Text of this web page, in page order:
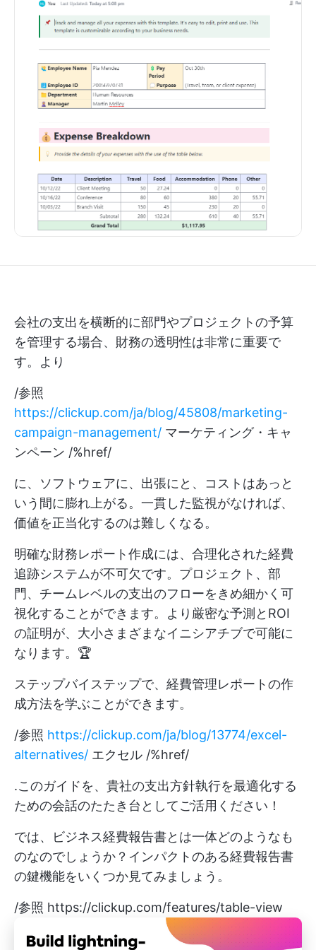
会社の支出を横断的に部門やプロジェクトの予算
を管理する場合、財務の透明性は非常に重要で
す。より
/参照
https://clickup.com/ja/blog/45808/marketing-
campaign-management/ マーケティング・キャ
ンペーン /%href/
に、ソフトウェアに、出張にと、コストはあっと
いう間に膨れ上がる。一貫した監視がなければ、
価値を正当化するのは難しくなる。
明確な財務レポート作成には、合理化された経費
追跡システムが不可欠です。プロジェクト、部
門、チームレベルの支出のフローをきめ細かく可
視化することができます。より厳密な予測とROI
の証明が、大小さまざまなイニシアチブで可能に
なります。🏆
ステップバイステップで、経費管理レポートの作
成方法を学ぶことができます。
/参照 https://clickup.com/ja/blog/13774/excel-
alternatives/ エクセル /%href/
.このガイドを、貴社の支出方針執行を最適化する
ための会話のたたき台としてご活用ください！
では、ビジネス経費報告書とは一体どのようなも
のなのでしょうか？インパクトのある経費報告書
の鍵機能をいくつか見てみましょう。
/参照 https://clickup.com/features/table-view